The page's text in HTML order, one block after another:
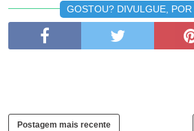
GOSTOU? DIVULGUE, POR
Postagem mais recente